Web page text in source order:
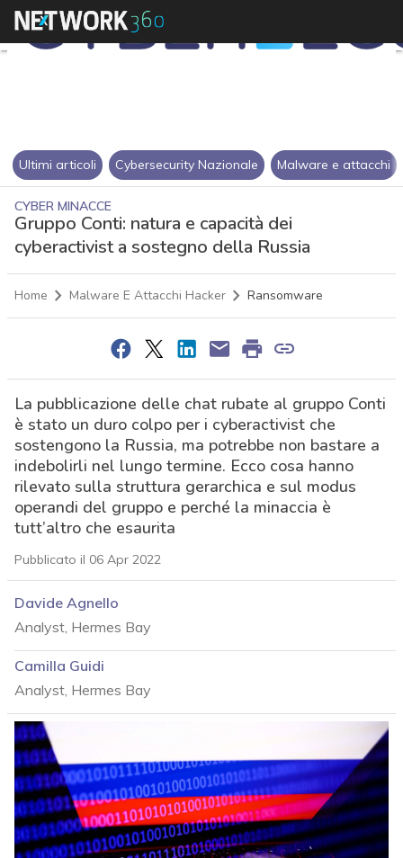
Ultimi articoli Cybersecurity Nazionale Malware e attacchi
CYBER MINACCE
Gruppo Conti: natura e capacità dei
cyberactivist a sostegno della Russia
Home Malware E Attacchi Hacker Ransomware
La pubblicazione delle chat rubate al gruppo Conti
è stato un duro colpo per i cyberactivist che
sostengono la Russia, ma potrebbe non bastare a
indebolirli nel lungo termine. Ecco cosa hanno
rilevato sulla struttura gerarchica e sul modus
operandi del gruppo e perché la minaccia è
tutt’altro che esaurita
Pubblicato il 06 Apr 2022
Davide Agnello
Analyst, Hermes Bay
Camilla Guidi
Analyst, Hermes Bay